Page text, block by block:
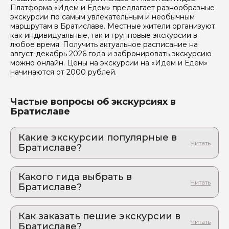
Платформа «Идем и Едем» предлагает разнообразные
экскурсии по самым увлекательным и необычным
маршрутам в Братиславе. Местные жители организуют
как индивидуальные, так и групповые экскурсии в
любое время. Получить актуальное расписание на
август-декабрь 2026 года и забронировать экскурсию
можно онлайн. Цены на экскурсии на «Идем и Едем»
начинаются от 2000 рублей.
Частые вопросы об экскурсиях в
Братиславе
Какие экскурсии популярные в
Братиславе?
роскошная и уютная
Лабиринты древних улочек, замки и фонтаны:
экскурсия, которая запомнится
Какого гида выбрать в
Братиславе?
Как заказать пешие экскурсии в
Братиславе?
Отправить